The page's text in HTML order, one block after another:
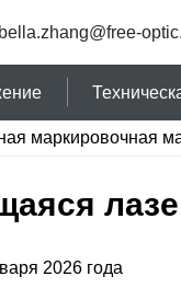
bella.zhang@free-
маркировочная
2026 года